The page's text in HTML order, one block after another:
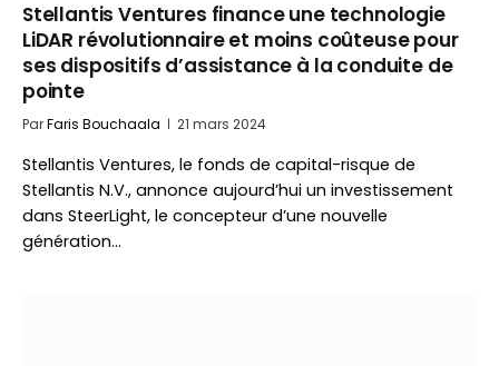
Stellantis Ventures finance une technologie
LiDAR révolutionnaire et moins coûteuse pour
ses dispositifs d’assistance à la conduite de
pointe
ParFaris Bouchaala 21 mars 2024
Stellantis Ventures, le fonds de capital-risque de
Stellantis N.V., annonce aujourd’hui un investissement
dans SteerLight, le concepteur d’une nouvelle
génération…